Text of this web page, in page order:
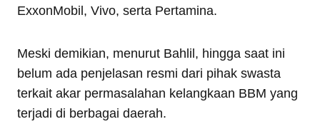
ExxonMobil, Vivo, serta Pertamina.
Meski demikian, menurut Bahlil, hingga saat ini
belum ada penjelasan resmi dari pihak swasta
terkait akar permasalahan kelangkaan BBM yang
terjadi di berbagai daerah.